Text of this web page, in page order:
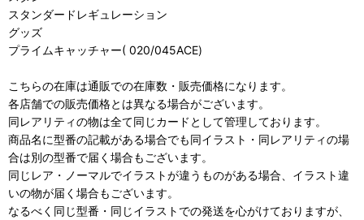
スタンダードレギュレーション
グッズ
プライムキャッチャー( 020/045ACE)
こちらの在庫は通販での在庫数・販売価格になります。
各店舗での販売価格とは異なる場合がございます。
同レアリティの物は全て同じカードとして管理しております。
商品名に型番の記載がある場合でも同イラスト・同レアリティの場
合は別の型番で届く場合もございます。
同じレア・ノーマルでイラストが違うものがある場合、イラスト違
いの物が届く場合もございます。
なるべく同じ型番・同じイラストでの発送を心がけておりますが、